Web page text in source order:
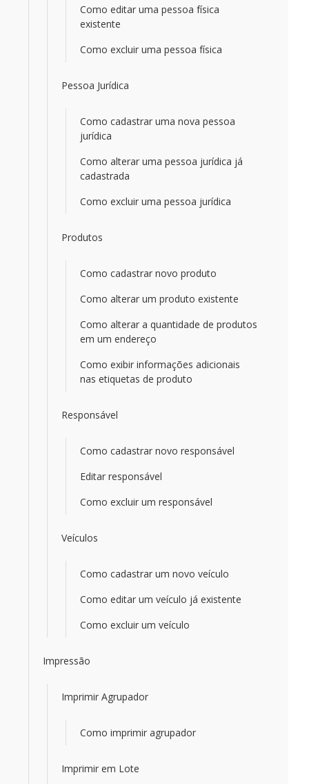
Como editar uma pessoa física
existente
Como excluir uma pessoa física
Pessoa Jurídica
Como cadastrar uma nova pessoa
jurídica
Como alterar uma pessoa jurídica já
cadastrada
Como excluir uma pessoa jurídica
Produtos
Como cadastrar novo produto
Como alterar um produto existente
Como alterar a quantidade de produtos
em um endereço
Como exibir informações adicionais
nas etiquetas de produto
Responsável
Como cadastrar novo responsável
Editar responsável
Como excluir um responsável
Veículos
Como cadastrar um novo veículo
Como editar um veículo já existente
Como excluir um veículo
Impressão
Imprimir Agrupador
Como imprimir agrupador
Imprimir em Lote